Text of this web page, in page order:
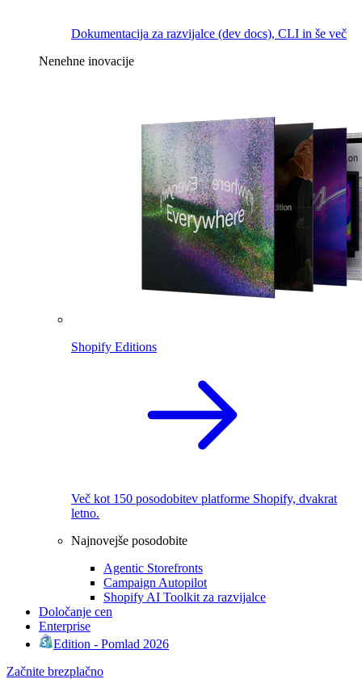
Dokumentacija za razvijalce (dev docs), CLI in še več
Nenehne inovacije
Shopify Editions
Več kot 150 posodobitev platforme Shopify, dvakrat
letno.
Najnovejše posodobite
Agentic Storefronts
Campaign Autopilot
Shopify AI Toolkit za razvijalce
Določanje cen
Enterprise
Edition - Pomlad 2026
Začnite brezplačno